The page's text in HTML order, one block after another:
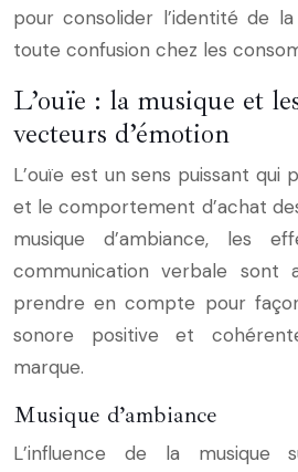
pour consolider l’identité de
toute confusion chez les
L’ouïe : la musique et
vecteurs d’émotion
L’ouïe est un sens puissant qui
et le comportement d’achat
musique d’ambiance, les
communication verbale sont
prendre en compte pour
sonore positive et
marque.
Musique d’ambiance
L’influence de la musique